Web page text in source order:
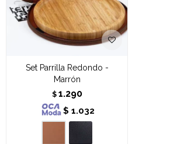
Set Parrilla Redondo -
Marrón
$ 1.290
$ 1.032